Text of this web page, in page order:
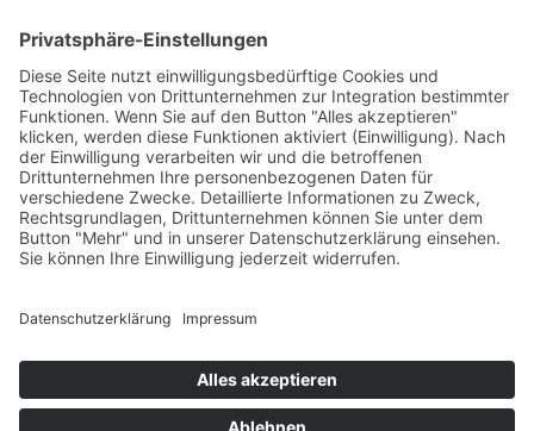
Die historische Wasserhofstraße hieß bis zur
Große Schäfergasse. Als Dorfkerngasse war sie die
Verbindung vom Oberrader Rathaus (Wasserhofstraße 1)
hinunter zur Gerbermühle an den Main. Bis heute trägt sie
den Namen des in GoethesFaust Ierwähnten Wasserhofs
(1311). "Ich rat euch nach dem Wasserhof zu gehn" steht
darin geschrieben. Zu diesem Hof gehörte auch die am Ufer
des Mains gelegene Mühle. Die Straße ist eine der ältesten
in Oberrad. Seit 1969 engagieren sich die AnwohnerInnen
gerufenenIG Neue Wasserhofstraße